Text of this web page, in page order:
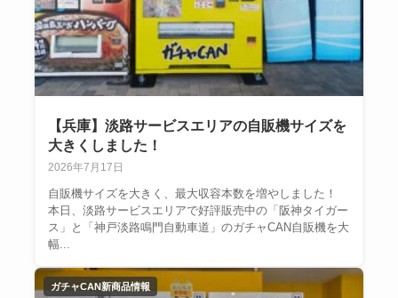
【兵庫】淡路サービスエリアの自販機サイズを
大きくしました！
2026年7月17日
自販機サイズを大きく、最大収容本数を増やしました！
本日、淡路サービスエリアで好評販売中の「阪神タイガー
ス」と「神戸淡路鳴門自動車道」のガチャCAN自販機を大
幅...
ガチャCAN新商品情報